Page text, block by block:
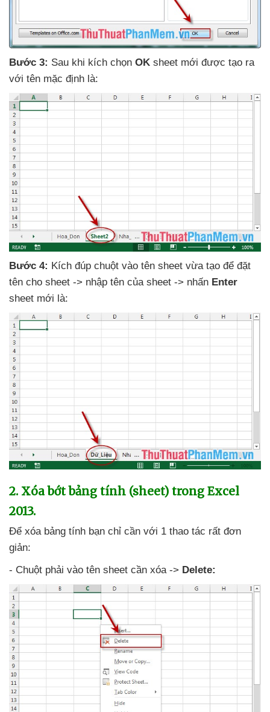
Bước 3: Sau khi kích chọn OK sheet mới được tạo ra
với tên mặc định là:
Bước 4: Kích đúp chuột vào tên sheet vừa tạo để đặt
tên cho sheet -> nhập tên của sheet -> nhấn Enter
sheet mới là:
2. Xóa bớt bảng tính (sheet) trong Excel
2013.
Để xóa bảng tính bạn chỉ cần với 1 thao tác rất đơn
giản:
- Chuột phải vào tên sheet cần xóa -> Delete: